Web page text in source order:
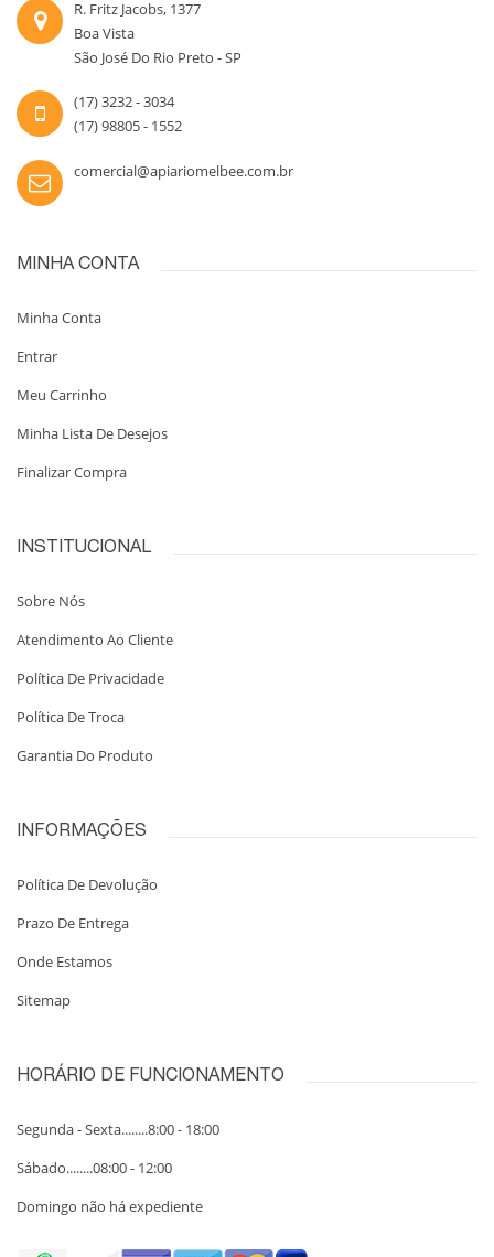
R. Fritz Jacobs, 1377
Boa Vista
São José Do Rio Preto - SP
(17) 3232 - 3034
(17) 98805 - 1552
comercial@apiariomelbee.com.br
MINHA CONTA
Minha Conta
Entrar
Meu Carrinho
Minha Lista De Desejos
Finalizar Compra
INSTITUCIONAL
Sobre Nós
Atendimento Ao Cliente
Política De Privacidade
Política De Troca
Garantia Do Produto
INFORMAÇÕES
Política De Devolução
Prazo De Entrega
Onde Estamos
Sitemap
HORÁRIO DE FUNCIONAMENTO
Segunda - Sexta........8:00 - 18:00
Sábado........08:00 - 12:00
Domingo não há expediente